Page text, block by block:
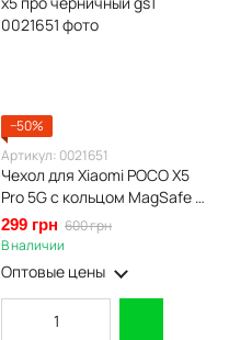
−50%
Артикул: 0021651
Чехол для Xiaomi POCO X5
Pro 5G с кольцом MagSafe с
золотой окантовкой на поко
х5 про черничный gs1
299 грн 600 грн
В наличии
Оптовые цены